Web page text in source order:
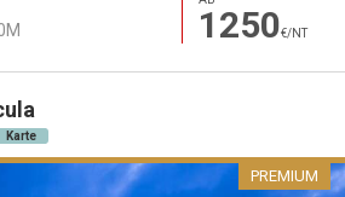
1250€/NT
Karte
PREMIUM